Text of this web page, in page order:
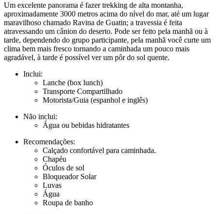
Um excelente panorama é fazer trekking de alta montanha,
aproximadamente 3000 metros acima do nível do mar, até um lugar
maravilhoso chamado Ravina de Guatin; a travessia é feita
atravessando um cânion do deserto. Pode ser feito pela manhã ou à
tarde, dependendo do grupo participante, pela manhã você curte um
clima bem mais fresco tornando a caminhada um pouco mais
agradável, à tarde é possível ver um pôr do sol quente.
Inclui:
Lanche (box lunch)
Transporte Compartilhado
Motorista/Guia (espanhol e inglês)
Não inclui:
Água ou bebidas hidratantes
Recomendações:
Calçado confortável para caminhada.
Chapéu
Óculos de sol
Bloqueador Solar
Luvas
Água
Roupa de banho